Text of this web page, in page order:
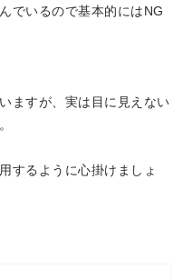
でいるので基本的にはNG
ますが、実は目に見えない
するように心掛けましょ